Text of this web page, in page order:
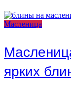
Масленица
ярких